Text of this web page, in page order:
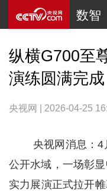
数智
纵横G700至
演练圆满完成
央视网 | 2026-04-25
央视网消息：
公开水域，一场彰
实力展演正式拉开